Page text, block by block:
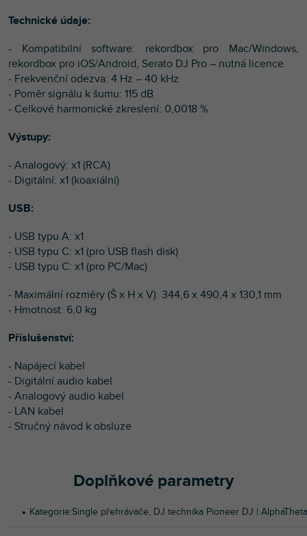
Technické údaje:
- Kompatibilní software: rekordbox pro Mac/Windows,
rekordbox pro iOS/Android, Serato DJ Pro – nutná licence
- Frekvenční odezva: 4 Hz – 40 kHz
- Poměr signálu k šumu: 115 dB
- Celkové harmonické zkreslení: 0,0018 %
Výstupy:
- Analogový: x1 (RCA)
- Digitální: x1 (koaxiální)
USB:
- USB typu A: x1
- USB typu C: x1 (pro USB flash disk)
- USB typu C: x1 (pro PC/Mac)
- Maximální rozměry (Š x H x V): 344,6 x 490,4 x 130,1 mm
- Hmotnost: 6,0 kg
Příslušenství:
- Napájecí kabel
- Digitální audio kabel
- Analogový audio kabel
- LAN kabel
- Stručný návod k obsluze
Doplňkové parametry
Kategorie:Single přehrávače, DJ technika Pioneer DJ | AlphaTheta